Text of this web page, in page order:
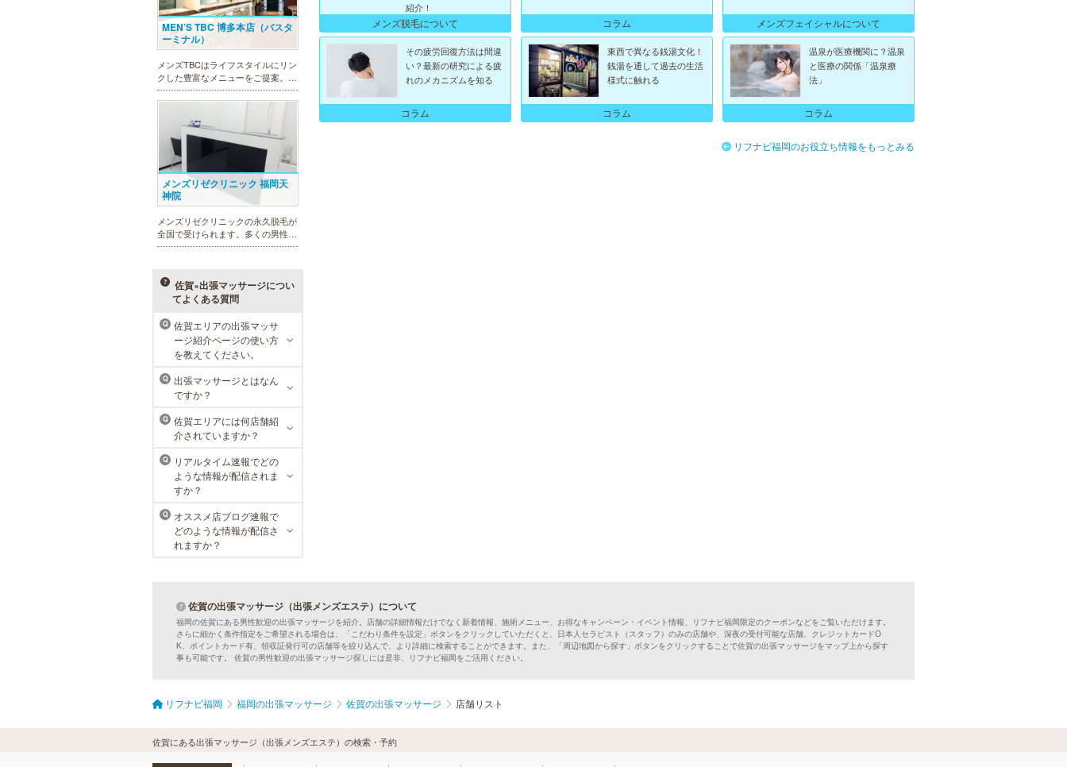
MEN’S TBC 博多本店（バスタ
ーミナル）
メンズTBCはライフスタイルにリン
クした豊富なメニューをご提案。カ
ラダ脱毛、ヒゲ脱毛、引き締め、フ
ェイスケア等、お客様のニーズにマ
す。まずはお得な体験コースをチェ
ック。
メンズリゼクリニック 福岡天
神院
メンズリゼクリニックの永久脱毛が
全国で受けられます。多くの男性患
者様にご支持頂き、新宿1院から始
るクリニックになりました。
MEN’S TBC 天神店
メンズTBCは脱毛だけではなく、フ
ェイシャルや引き締めコース等、豊
富なメニューを取り揃え、男性の健
康的な美を全力でサポート。初めて
の方にも安心の、お得な体験コース
も多数ご用意しております。
万葉の湯 博多
便利なのにくつろげる上質な温泉が
博多に誕生しました。九州の東西を
ラ・パルレ 天神店
ースに誕生。ダイエットや脱毛だけ
しくなるメニューを豊富に取り揃え
佐賀×出張マッサージについ
てよくある質問
Q
佐賀エリアの出張マッサ
ージ紹介ページの使い方
を教えてください。
Q
出張マッサージとはなん
ですか？
Q
佐賀エリアには何店舗紹
介されていますか？
Q
リアルタイム速報でどの
ような情報が配信されま
すか？
Q
オススメ店ブログ速報で
どのような情報が配信さ
れますか？
紹介！
メンズ脱毛について コラム メンズフェイシャルについて
その疲労回復方法は間違
い？最新の研究による疲
れのメカニズムを知る
コラム
東西で異なる銭湯文化！
銭湯を通して過去の生活
様式に触れる
コラム
温泉が医療機関に？温泉
と医療の関係「温泉療
法」
コラム
リフナビ福岡のお役立ち情報をもっとみる
佐賀の出張マッサージ（出張メンズエステ）について
福岡の佐賀にある男性歓迎の出張マッサージを紹介。店舗の詳細情報だけでなく新着情報、施術メニュー、お得なキャンペーン・イベント情報、リフナビ福岡限定のクーポンなどをご覧いただけます。
さらに細かく条件指定をご希望される場合は、「こだわり条件を設定」ボタンをクリックしていただくと、日本人セラピスト（スタッフ）のみの店舗や、深夜の受付可能な店舗、クレジットカードO
K、ポイントカード有、領収証発行可の店舗等を絞り込んで、より詳細に検索することができます。また、「周辺地図から探す」ボタンをクリックすることで佐賀の出張マッサージをマップ上から探す
事も可能です。 佐賀の男性歓迎の出張マッサージ探しには是非、リフナビ福岡をご活用ください。
リフナビ福岡 福岡の出張マッサージ 佐賀の出張マッサージ 店舗リスト
佐賀にある出張マッサージ（出張メンズエステ）の検索・予約